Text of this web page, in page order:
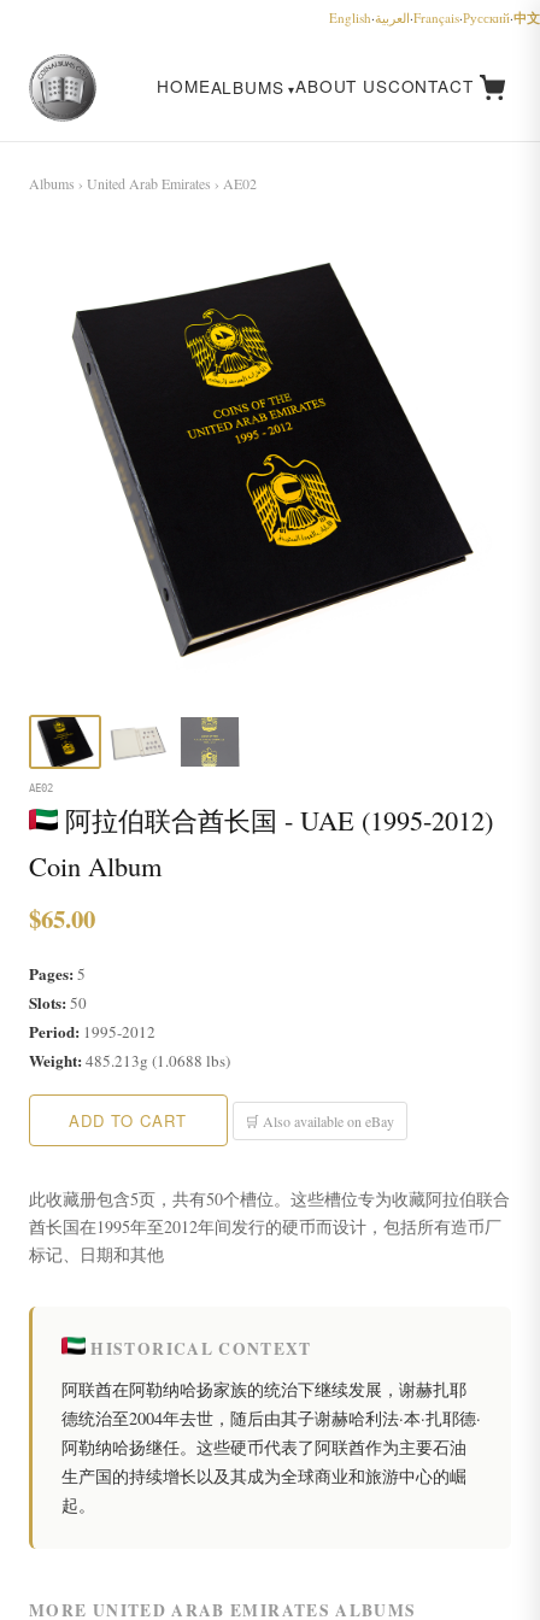
English·العربية·Français·Русский·中文
HOMEALBUMS ABOUT USCONTACT
Albums › United Arab Emirates › AE02
AE02
阿拉伯联合酋长国 - UAE (1995-2012)
Coin Album
$65.00
Pages: 5
Slots: 50
Period: 1995-2012
Weight:485.213g (1.0688 lbs)
ADD TO CART 🛒 Also available on eBay
此收藏册包含5页，共有50个槽位。这些槽位专为收藏阿拉伯联合
酋长国在1995年至2012年间发行的硬币而设计，包括所有造币厂
标记、日期和其他
HISTORICAL CONTEXT
阿联酋在阿勒纳哈扬家族的统治下继续发展，谢赫扎耶
德统治至2004年去世，随后由其子谢赫哈利法·本·扎耶德·
阿勒纳哈扬继任。这些硬币代表了阿联酋作为主要石油
生产国的持续增长以及其成为全球商业和旅游中心的崛
起。
MORE UNITED ARAB EMIRATES ALBUMS